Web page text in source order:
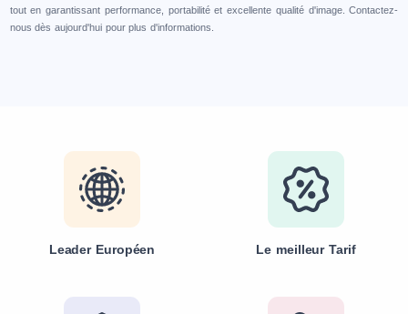
tout en garantissant performance, portabilité et excellente qualité d'image. Contactez-
nous dès aujourd'hui pour plus d'informations.
Leader Européen Le meilleur Tarif